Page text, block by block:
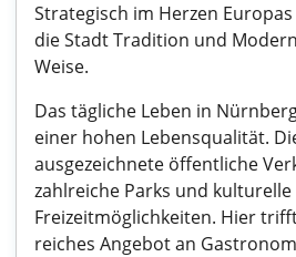
Strategisch im Herzen
die Stadt Tradition und
Weise.
Das tägliche Leben in
einer hohen Lebensqualität.
ausgezeichnete öffentliche
zahlreiche Parks und kulturelle
Freizeitmöglichkeiten. Hier
reiches Angebot an